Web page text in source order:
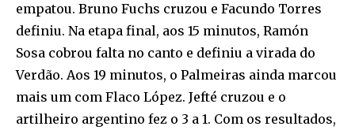
empatou. Bruno Fuchs cruzou e Facundo Torres
definiu. Na etapa final, aos 15 minutos, Ramón
Sosa cobrou falta no canto e definiu a virada do
Verdão. Aos 19 minutos, o Palmeiras ainda marcou
mais um com Flaco López. Jefté cruzou e o
artilheiro argentino fez o 3 a 1. Com os resultados,